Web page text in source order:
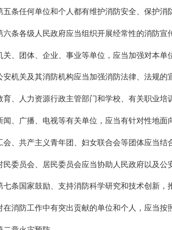
五条任何单位和个人都有维护消防安全、保护消
六条各级人民政府应当组织开展经常性的消防宣
关、团体、企业、事业等单位，应当加强对本单
安机关及其消防机构应当加强消防法律、法规的
育、人力资源行政主管部门和学校、有关职业培
闻、广播、电视等有关单位，应当有针对性地面
会、共产主义青年团、妇女联合会等团体应当结
民委员会、居民委员会应当协助人民政府以及公
七条国家鼓励、支持消防科学研究和技术创新，
在消防工作中有突出贡献的单位和个人，应当按